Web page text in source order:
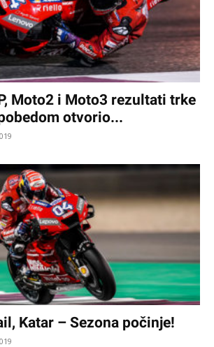
Moto2 i Moto3 rezultati trke
otvorio...
Katar – Sezona počinje!